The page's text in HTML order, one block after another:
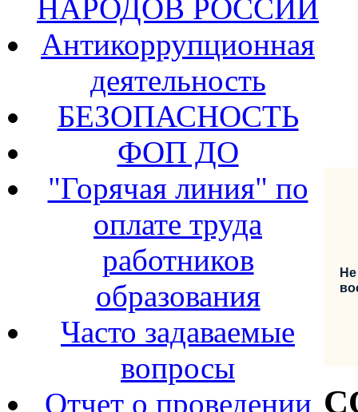
НАРОДОВ РОССИИ
Антикоррупционная
деятельность
БЕЗОПАСНОСТЬ
ФОП ДО
"Горячая линия" по
оплате труда
работников
образования
Часто задаваемые
вопросы
Отчет о проведении